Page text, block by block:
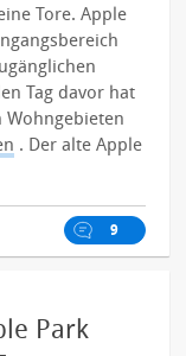
Tore. Apple
Tag davor hat
Wohngebieten
. Der alte Apple
9
Park